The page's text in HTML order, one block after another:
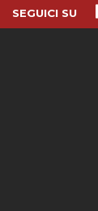
SEGUICI SU